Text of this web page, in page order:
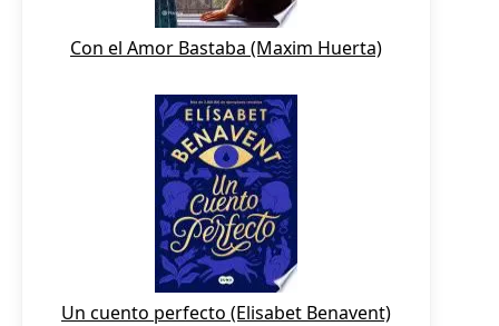
Con el Amor Bastaba (Maxim Huerta)
Un cuento perfecto (Elisabet Benavent)